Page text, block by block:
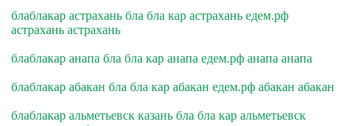
блаблакар астрахань бла бла кар астрахань едем.рф
астрахань астрахань
блаблакар анапа бла бла кар анапа едем.рф анапа анапа
блаблакар абакан бла бла кар абакан едем.рф абакан абакан
блаблакар альметьевск казань бла бла кар альметьевск